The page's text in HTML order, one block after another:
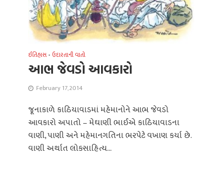
ઈતિહાસ • ઉદારતાની વાતો
આભ જેવડો આવકારો
February 17, 2014
જૂનાકાળે કાઠિયાવાડમાં મહેમાનોને આભ જેવડો
આવકારો અપાતો – મેઘાણી ભાઈએ કાઠિયાવાડના
વાણી, પાણી અને મહેમાનગતિના ભરપેટે વખાણ કર્યા છે.
વાણી અર્થાત લોકસાહિત્ય...